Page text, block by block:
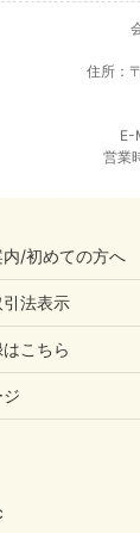
住所：
E-
営業
内/初めての方へ
法表示
こちら